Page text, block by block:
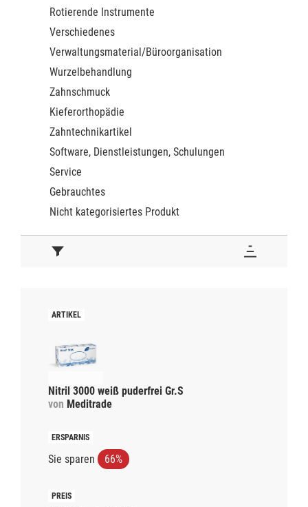
Rotierende Instrumente
Verschiedenes
Verwaltungsmaterial/Büroorganisation
Wurzelbehandlung
Zahnschmuck
Kieferorthopädie
Zahntechnikartikel
Software, Dienstleistungen, Schulungen
Service
Gebrauchtes
Nicht kategorisiertes Produkt
Nitril 3000 weiß puderfrei Gr.S
von Meditrade
Sie sparen 66%